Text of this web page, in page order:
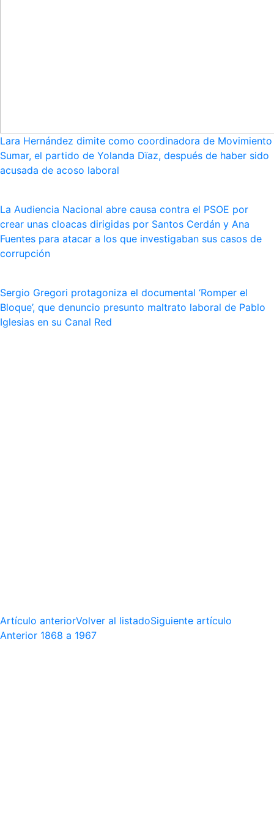
Lara Hernández dimite como coordinadora de Movimiento
Sumar, el partido de Yolanda Dïaz, después de haber sido
acusada de acoso laboral
La Audiencia Nacional abre causa contra el PSOE por
crear unas cloacas dirigidas por Santos Cerdán y Ana
Fuentes para atacar a los que investigaban sus casos de
corrupción
Sergio Gregori protagoniza el documental ‘Romper el
Bloque’, que denuncio presunto maltrato laboral de Pablo
Iglesias en su Canal Red
Artículo anteriorVolver al listadoSiguiente artículo
Anterior 1868 a 1967